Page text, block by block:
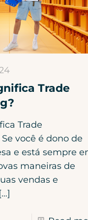
Trade
Trade
você é dono de
e está sempre
maneiras de
vendas e